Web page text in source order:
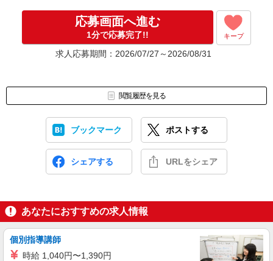
応募画面へ進む
1分で応募完了!! キープ
求人応募期間：2026/07/27～2026/08/31
閲覧履歴を見る
ブックマーク ポストする
シェアする URLをシェア
あなたにおすすめの求人情報
個別指導講師
時給 1,040円〜1,390円